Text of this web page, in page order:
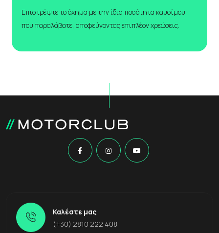
Επιστρέψτε το όχημα με την ίδια ποσότητα καυσίμου
που παραλάβατε, αποφεύγοντας επιπλέον χρεώσεις.
Καλέστε μας
(+30) 2810 222 408